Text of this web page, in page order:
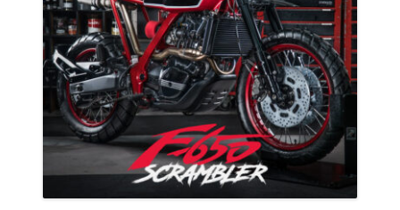
MODA E ESTILO
OPINIÃO
CONTATO